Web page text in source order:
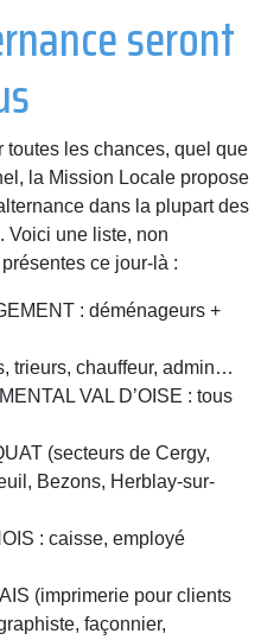
seront
toutes les chances, quel que
la Mission Locale propose
dans la plupart des
Voici une liste, non
ce jour-là :
: déménageurs +
trieurs, chauffeur, admin…
VAL D’OISE : tous
(secteurs de Cergy,
Bezons, Herblay-sur-
: caisse, employé
(imprimerie pour clients
façonnier,